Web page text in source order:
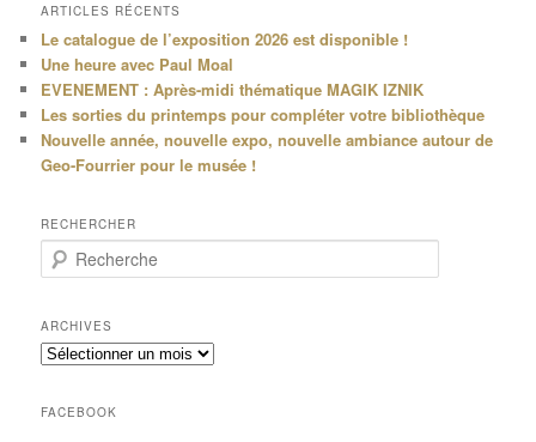
ARTICLES RÉCENTS
Le catalogue de l’exposition 2026 est disponible !
Une heure avec Paul Moal
EVENEMENT : Après-midi thématique MAGIK IZNIK
Les sorties du printemps pour compléter votre bibliothèque
Nouvelle année, nouvelle expo, nouvelle ambiance autour de
Geo-Fourrier pour le musée !
RECHERCHER
e
h
e
r
h
ARCHIVES
Archives
FACEBOOK